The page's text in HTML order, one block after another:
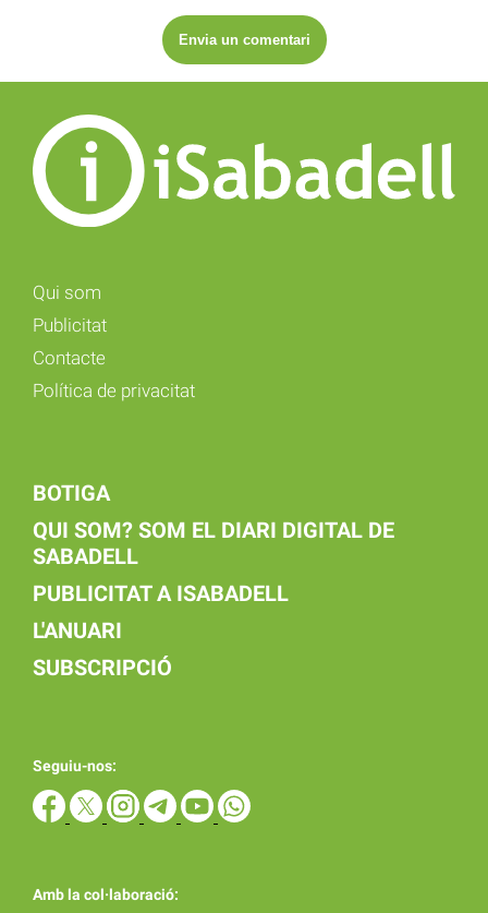
Qui som
Publicitat
Contacte
Política de privacitat
BOTIGA
QUI SOM? SOM EL DIARI DIGITAL DE
SABADELL
PUBLICITAT A ISABADELL
L'ANUARI
SUBSCRIPCIÓ
Seguiu-nos:
Amb la col·laboració: